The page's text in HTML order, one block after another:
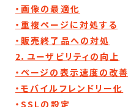
・画像の最適化
・重複ページに対処する
・販売終了品への対処
2．ユーザビリティの向上
・ページの表示速度の改善
・モバイルフレンドリー化
・SSLの設定